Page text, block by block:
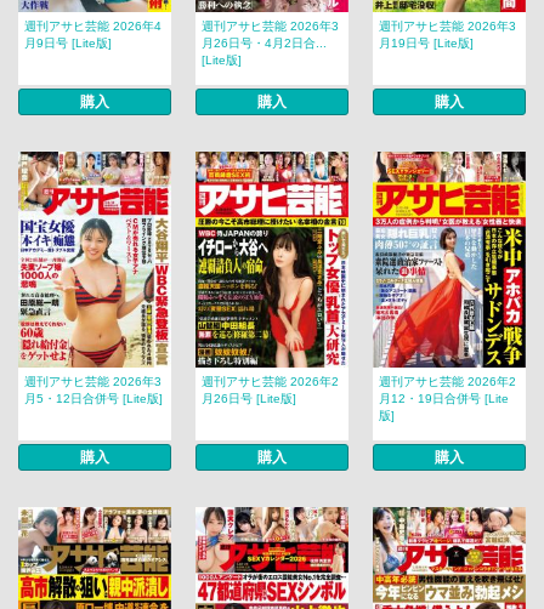
週刊アサヒ芸能 2026年4
月9日号 [Lite版]
購入
週刊アサヒ芸能 2026年3
月26日号・4月2日合...
[Lite版]
購入
週刊アサヒ芸能 2026年3
月19日号 [Lite版]
購入
週刊アサヒ芸能 2026年3
月5・12日合併号 [Lite版]
購入
週刊アサヒ芸能 2026年2
月26日号 [Lite版]
購入
週刊アサヒ芸能 2026年2
月12・19日合併号 [Lite
版]
購入